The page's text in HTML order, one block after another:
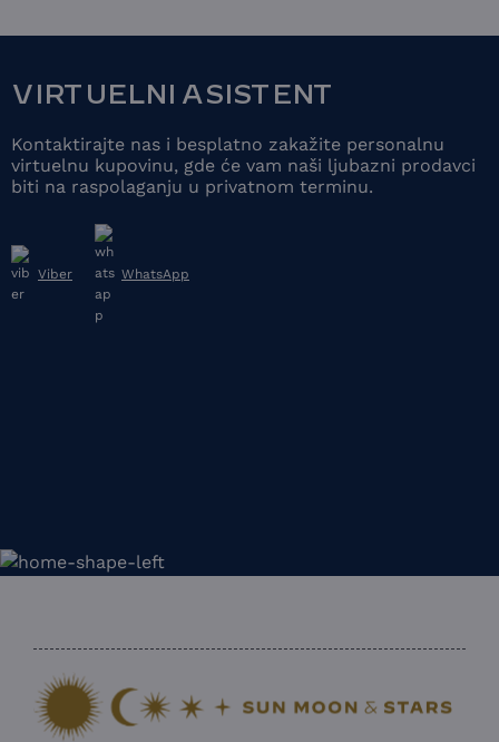
VIRTUELNI ASISTENT
Kontaktirajte nas i besplatno zakažite personalnu
virtuelnu kupovinu, gde će vam naši ljubazni prodavci
biti na raspolaganju u privatnom terminu.
Viber WhatsApp